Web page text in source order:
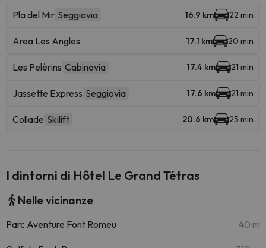
Pla del Mir Seggiovia 16.9 km 22 min
Area Les Angles 17.1 km 20 min
Les Pelèrins Cabinovia 17.4 km 21 min
Jassette Express Seggiovia 17.6 km 21 min
Collade Skilift 20.6 km 25 min
I dintorni di Hôtel Le Grand Tétras
Nelle vicinanze
Parc Aventure Font Romeu 40 m